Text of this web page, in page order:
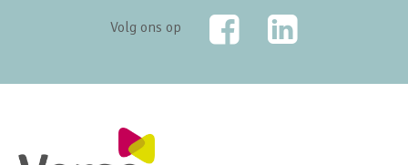
Volg ons op
FacebookLinkedIn